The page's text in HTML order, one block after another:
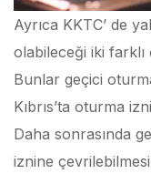
Ayrıca KKTC’ de
olabileceği iki
Bunlar geçici
Kıbrıs’ta oturma
Daha sonrasında
iznine